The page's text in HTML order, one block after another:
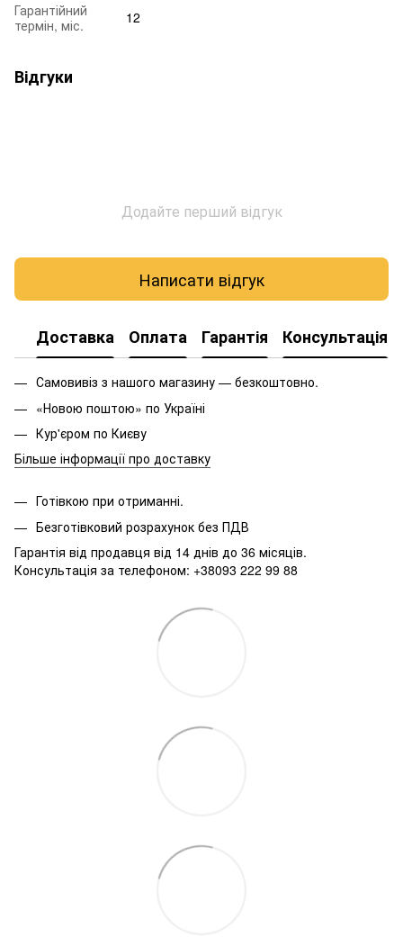
Гарантійний
термін, міс.
12
Відгуки
Додайте перший відгук
Написати відгук
Доставка Оплата Гарантія Консультація
Самовивіз з нашого магазину — безкоштовно.
«Новою поштою» по Україні
Кур'єром по Києву
Більше інформації про доставку
Готівкою при отриманні.
Безготівковий розрахунок без ПДВ
Гарантія від продавця від 14 днів до 36 місяців.
Консультація за телефоном: +38093 222 99 88